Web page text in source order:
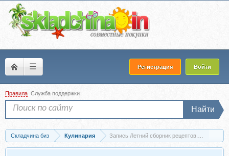
☰ Регистрация Войти
Правила Служба поддержки
Найти
Складчина биз Кулинария Запись Летний сборник рецептов. Тариф